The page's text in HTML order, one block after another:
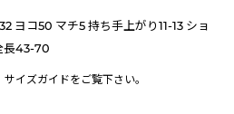
ヨコ50 マチ5 持ち手上がり11-13 ショ
長43-70
サイズガイドをご覧下さい。